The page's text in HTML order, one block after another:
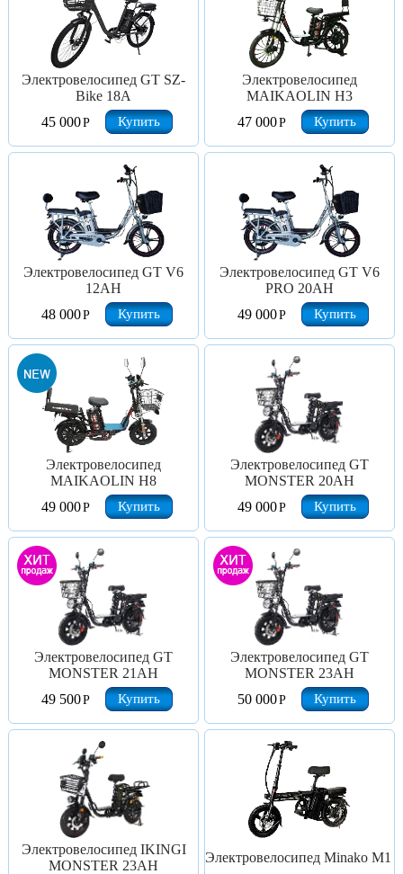
Электровелосипед GT SZ-
Bike 18A
45 000Р Купить
Электровелосипед
MAIKAOLIN H3
47 000Р Купить
Электровелосипед GT V6
12AH
48 000Р Купить
Электровелосипед GT V6
PRO 20AH
49 000Р Купить
Электровелосипед
MAIKAOLIN H8
49 000Р Купить
Электровелосипед GT
MONSTER 20AH
49 000Р Купить
Электровелосипед GT
MONSTER 21AH
49 500Р Купить
Электровелосипед GT
MONSTER 23AH
50 000Р Купить
Электровелосипед IKINGI
MONSTER 23AH
Электровелосипед Minako M1